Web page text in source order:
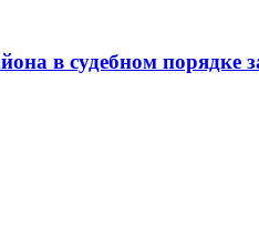
в судебном порядке